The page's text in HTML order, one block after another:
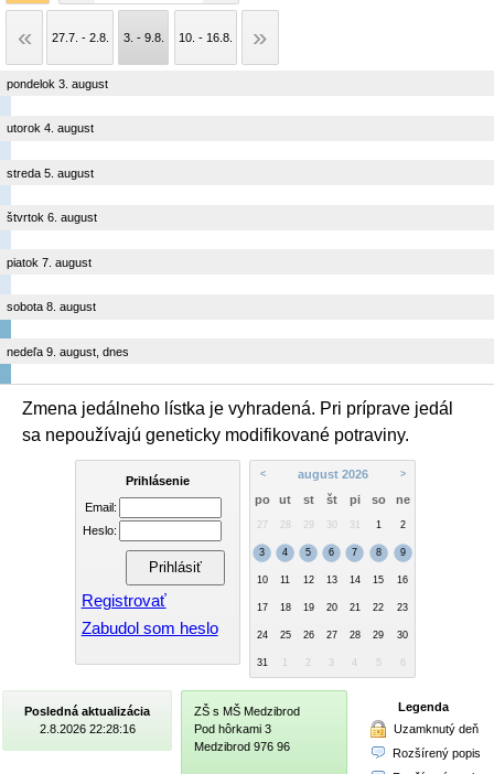
27.7. - 2.8. 3. - 9.8. 10. - 16.8.
pondelok 3. august
utorok 4. august
streda 5. august
štvrtok 6. august
piatok 7. august
sobota 8. august
nedeľa 9. august, dnes
Zmena jedálneho lístka je vyhradená. Pri príprave jedál
sa nepoužívajú geneticky modifikované potraviny.
Prihlásenie
Email:
Heslo:
Registrovať
Zabudol som heslo
< august 2026 >
po ut st št pi so ne
27 28 29 30 31 1 2
3 4 5 6 7 8 9
10 11 12 13 14 15 16
17 18 19 20 21 22 23
24 25 26 27 28 29 30
31 2 3 4 5 6
Posledná aktualizácia
2.8.2026 22:28:16
ZŠ s MŠ Medzibrod
Pod hôrkami 3
Medzibrod 976 96
Legenda
Uzamknutý deň
Rozšírený popis